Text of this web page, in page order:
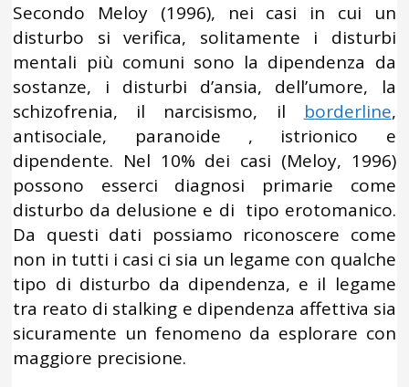
Secondo Meloy (1996), nei casi in cui un
disturbo si verifica, solitamente i disturbi
mentali più comuni sono la dipendenza da
sostanze, i disturbi d’ansia, dell’umore, la
schizofrenia, il narcisismo, il borderline,
antisociale, paranoide , istrionico e
dipendente. Nel 10% dei casi (Meloy, 1996)
possono esserci diagnosi primarie come
disturbo da delusione e di tipo erotomanico.
Da questi dati possiamo riconoscere come
non in tutti i casi ci sia un legame con qualche
tipo di disturbo da dipendenza, e il legame
tra reato di stalking e dipendenza affettiva sia
sicuramente un fenomeno da esplorare con
maggiore precisione.